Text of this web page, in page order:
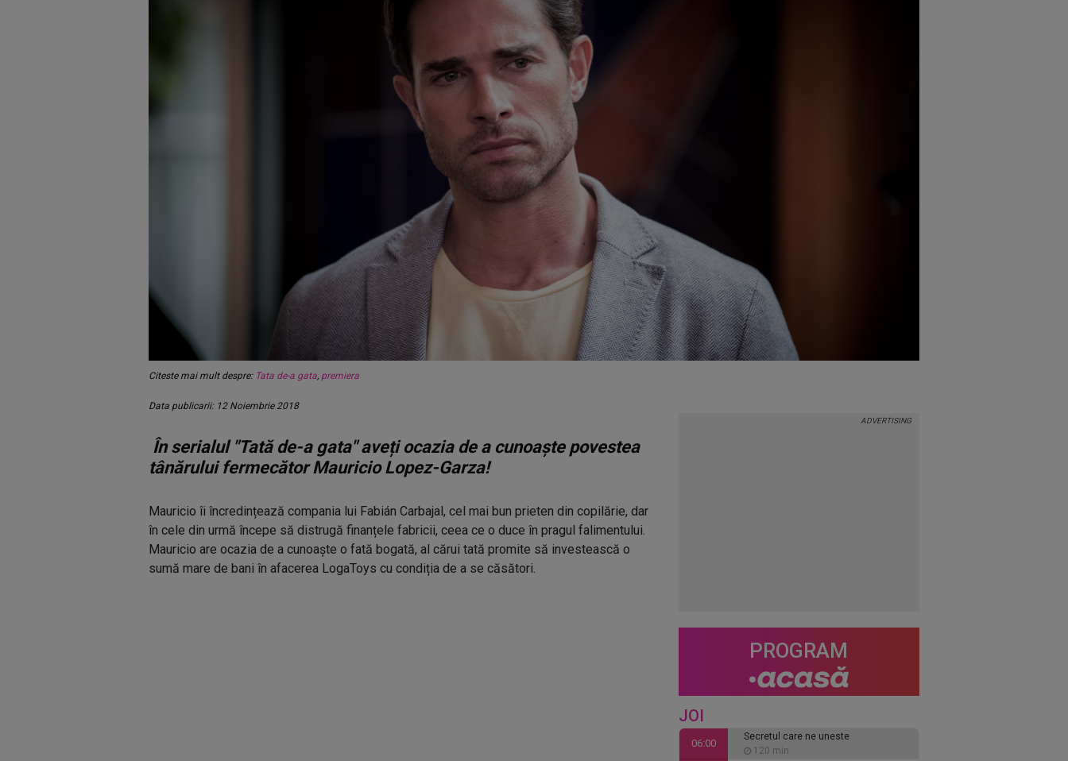
Citeste mai mult despre: Tata de-a gata, premiera
Data publicarii: 12 Noiembrie 2018
În serialul "Tată de-a gata" aveți ocazia de a cunoaște povestea
tânărului fermecător Mauricio Lopez-Garza!
Mauricio îi încredințează compania lui Fabián Carbajal, cel mai bun prieten din copilărie, dar
în cele din urmă începe să distrugă finanțele fabricii, ceea ce o duce în pragul falimentului.
Mauricio are ocazia de a cunoaște o fată bogată, al cărui tată promite să investească o
sumă mare de bani în afacerea LogaToys cu condiția de a se căsători.
PROGRAM
JOI
06:00
Secretul care ne uneste
120 min